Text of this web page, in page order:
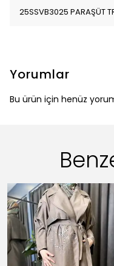
25SSVB3025 PARAŞÜT
Yorumlar
Bu ürün için henüz